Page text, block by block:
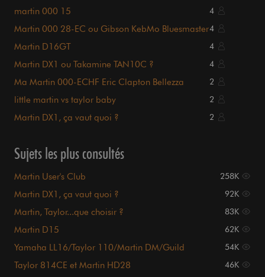
martin 000 15 4
Martin 000 28-EC ou Gibson KebMo Bluesmaster4
Martin D16GT 4
Martin DX1 ou Takamine TAN10C ? 4
Ma Martin 000-ECHF Eric Clapton Bellezza
2
little martin vs taylor baby 2
Martin DX1, ça vaut quoi ? 2
Sujets les plus consultés
Martin User's Club 258K
Martin DX1, ça vaut quoi ? 92K
Martin, Taylor...que choisir ? 83K
Martin D15 62K
Yamaha LL16/Taylor 110/Martin DM/Guild
54K
Taylor 814CE et Martin HD28 46K